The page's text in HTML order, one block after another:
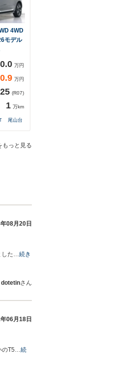
4WD
モデル
万円
万円
(R07)
1 万km
尾山台
もっと見る
08月20日
した…続き
dotetinさん
06月18日
のT5…続